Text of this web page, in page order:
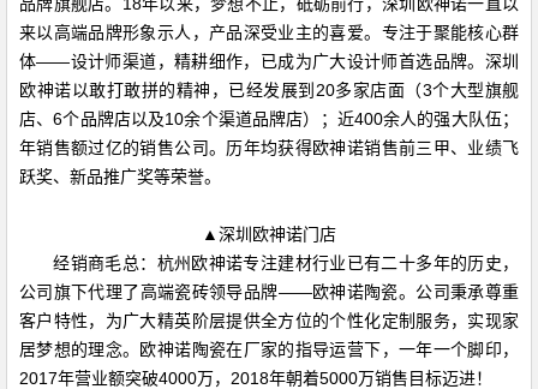
来以高端品牌形象示人，产品深受业主的喜爱。专注于聚能核心群
体——设计师渠道，精耕细作，已成为广大设计师首选品牌。深圳
欧神诺以敢打敢拼的精神，已经发展到20多家店面（3个大型旗舰
店、6个品牌店以及10余个渠道品牌店）；近400余人的强大队伍；
年销售额过亿的销售公司。历年均获得欧神诺销售前三甲、业绩飞
跃奖、新品推广奖等荣誉。
▲深圳欧神诺门店
经销商毛总：杭州欧神诺专注建材行业已有二十多年的历史，
公司旗下代理了高端瓷砖领导品牌——欧神诺陶瓷。公司秉承尊重
客户特性，为广大精英阶层提供全方位的个性化定制服务，实现家
居梦想的理念。欧神诺陶瓷在厂家的指导运营下，一年一个脚印，
2017年营业额突破4000万，2018年朝着5000万销售目标迈进！